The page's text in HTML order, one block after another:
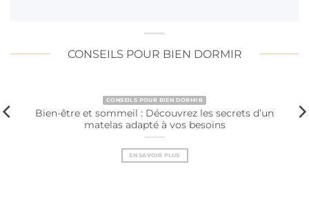
CONSEILS POUR BIEN DORMIR
CONSEILS POUR BIEN DORMIR
Bien-être et sommeil : Découvrez les secrets d’un
matelas adapté à vos besoins
EN SAVOIR PLUS